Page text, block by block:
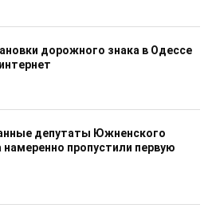
дорожного знака в Одессе
депутаты Южненского
намеренно пропустили первую